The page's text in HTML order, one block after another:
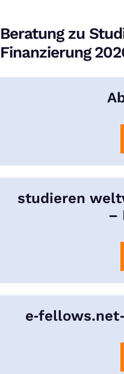
Beratung zu
Finanzierung
studieren
–